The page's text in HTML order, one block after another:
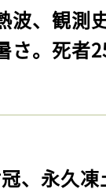
波、観
さ。死者
冠、永久